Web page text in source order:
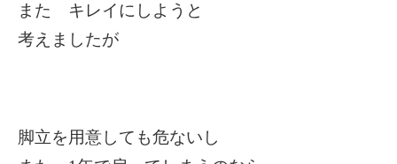
また キレイにしようと
考えましたが
脚立を用意しても危ないし